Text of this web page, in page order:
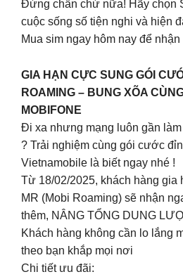
Đừng chần chừ nữa! Hãy chọn
cuộc sống số tiện nghi và hiện
Mua sim ngay hôm nay để
GIA HẠN CỰC SUNG GÓI
ROAMING – BUNG XÕA
MOBIFONE
Đi xa nhưng mạng luôn gần
? Trải nghiệm cùng gói cước
Vietnamobile là biết ngay nhé !
Từ 18/02/2025, khách hàng gia
MR (Mobi Roaming) sẽ nhận
thêm, NÂNG TỔNG DUNG
Khách hàng không cần lo lắng
theo bạn khắp mọi nơi
Chi tiết ưu đãi: